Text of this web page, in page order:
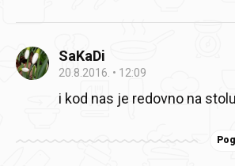
SaKaDi
20.8.2016. 12:09
i kod nas je redovno na